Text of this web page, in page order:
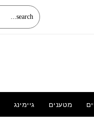
מטענים גיימינג